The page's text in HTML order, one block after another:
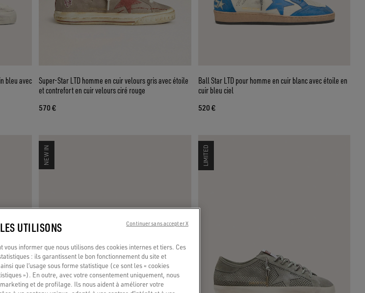
bleu avec
Super-Star LTD homme en cuir velours gris avec étoile
et contrefort en cuir velours ciré rouge
570 €
Ball Star LTD pour homme en cuir blanc avec étoile en
cuir bleu ciel
520 €
NEW IN LIMITED
UTILISONS
vous informer que nous utilisons des cookies internes et tiers. Ces
: ils garantissent le bon fonctionnement du site et
que l’usage sous forme statistique (ce sont les « cookies
»). En outre, avec votre consentement uniquement, nous
et de profilage. Ils nous aident à améliorer votre
Continuer sans accepter X